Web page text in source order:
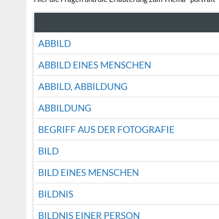
ABBILD
ABBILD EINES MENSCHEN
ABBILD, ABBILDUNG
ABBILDUNG
BEGRIFF AUS DER FOTOGRAFIE
BILD
BILD EINES MENSCHEN
BILDNIS
BILDNIS EINER PERSON